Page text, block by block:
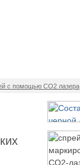
с помощью СО2 лазера